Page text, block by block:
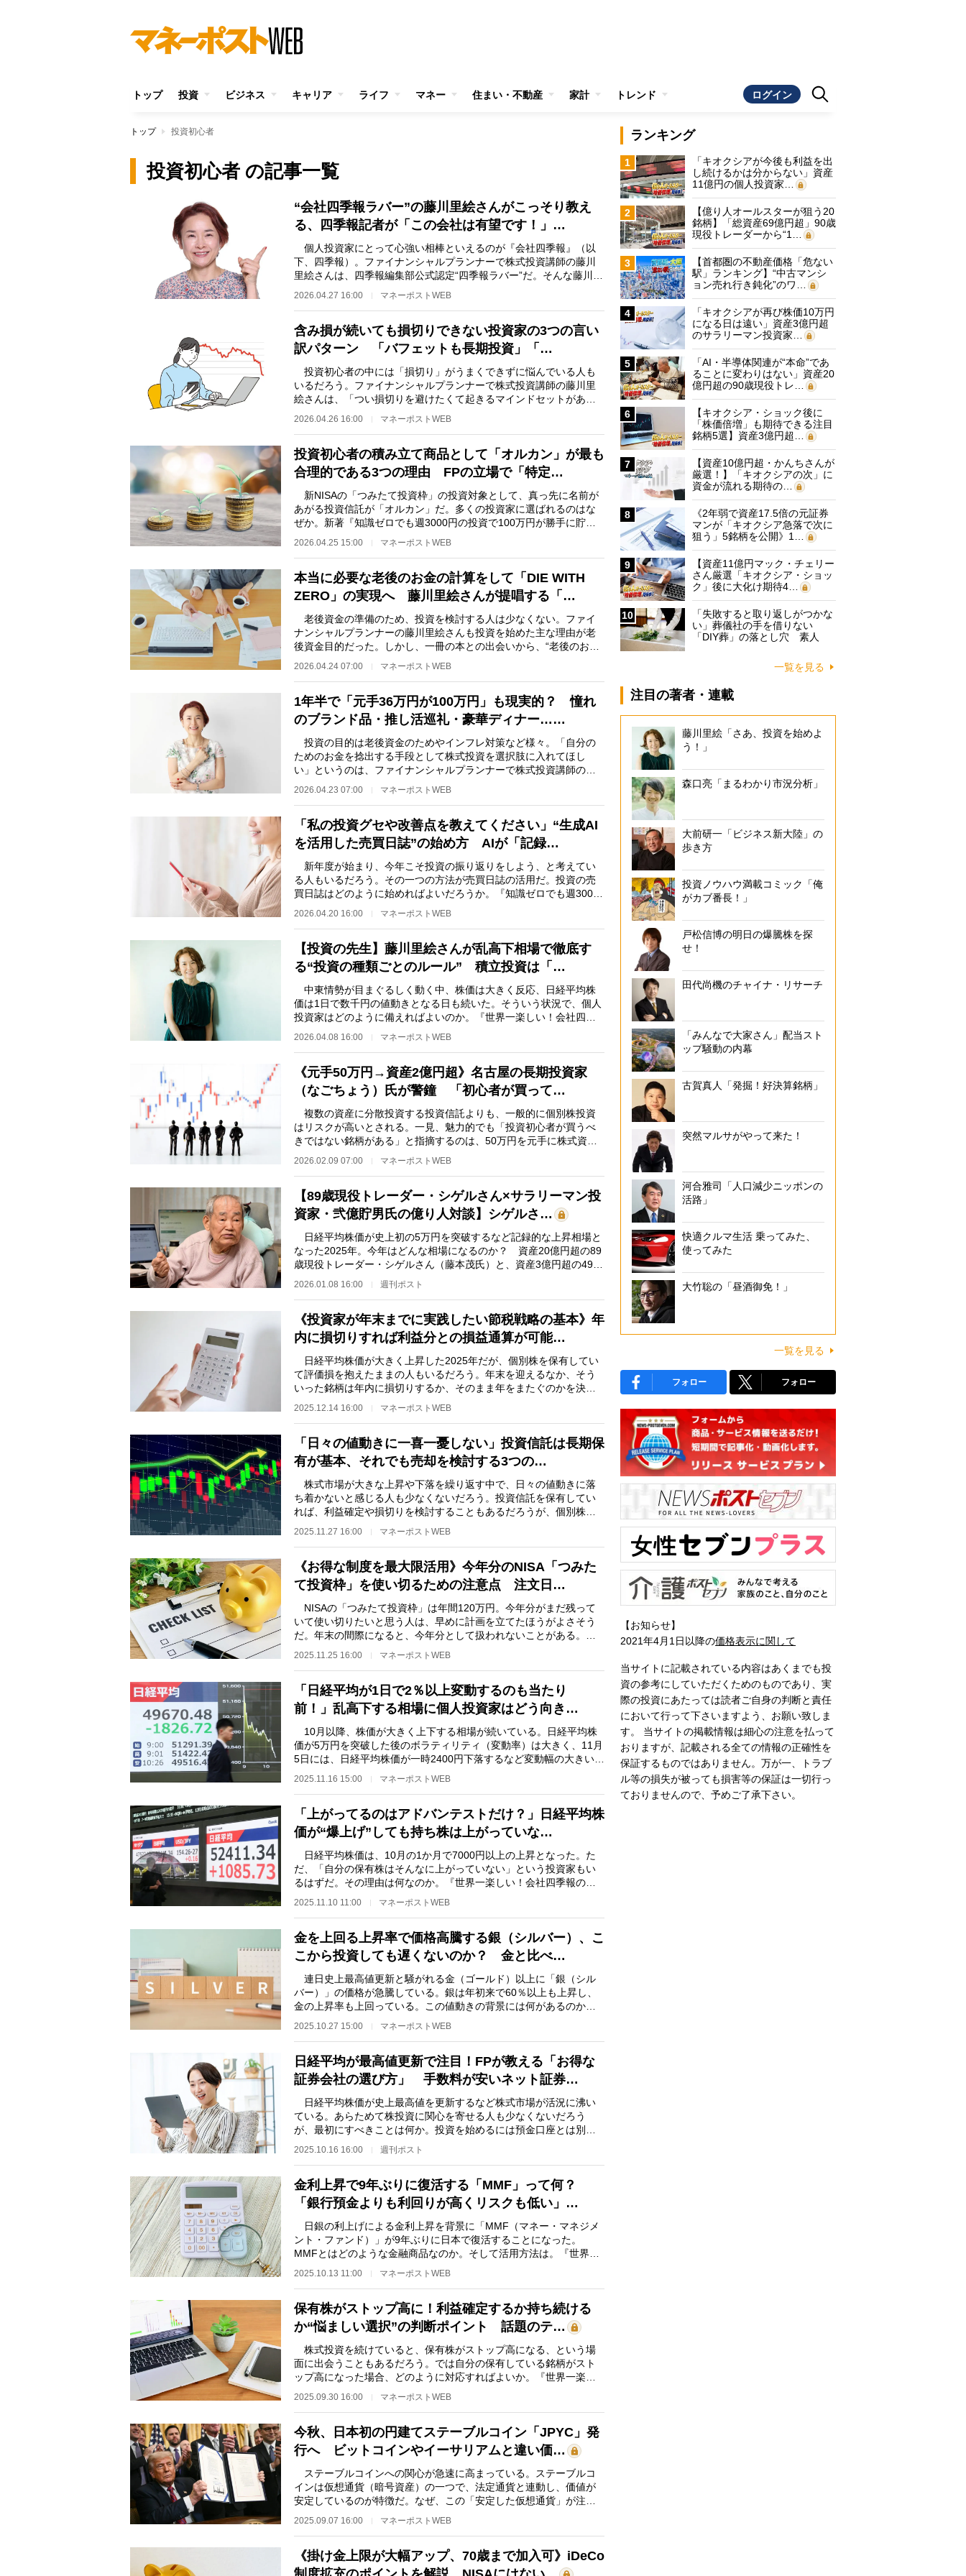
トップ 投資 ビジネス キャリア ライフ マネー 住まい・不動産 家計 トレンド ログイン
トップ 投資初心者
投資初心者 の記事一覧
“会社四季報ラバー”の藤川里絵さんがこっそり教え
る、四季報記者が「この会社は有望です！」…
個人投資家にとって心強い相棒といえるのが『会社四季報』（以
下、四季報）。ファイナンシャルプランナーで株式投資講師の藤川
里絵さんは、四季報編集部公式認定“四季報ラバー”だ。そんな藤川さ
2026.04.27 16:00 マネーポストWEB
含み損が続いても損切りできない投資家の3つの言い
訳パターン 「バフェットも長期投資」「…
投資初心者の中には「損切り」がうまくできずに悩んでいる人も
いるだろう。ファイナンシャルプランナーで株式投資講師の藤川里
絵さんは、「つい損切りを避けたくて起きるマインドセットがあ
2026.04.26 16:00 マネーポストWEB
投資初心者の積み立て商品として「オルカン」が最も
合理的である3つの理由 FPの立場で「特定…
新NISAの「つみたて投資枠」の投資対象として、真っ先に名前が
あがる投資信託が「オルカン」だ。多くの投資家に選ばれるのはな
ぜか。新著『知識ゼロでも週3000円の投資で100万円が勝手に貯ま
2026.04.25 15:00 マネーポストWEB
本当に必要な老後のお金の計算をして「DIE WITH
ZERO」の実現へ 藤川里絵さんが提唱する「…
老後資金の準備のため、投資を検討する人は少なくない。ファイ
ナンシャルプランナーの藤川里絵さんも投資を始めた主な理由が老
後資金目的だった。しかし、一冊の本との出会いから、“老後のお
2026.04.24 07:00 マネーポストWEB
1年半で「元手36万円が100万円」も現実的？ 憧れ
のブランド品・推し活巡礼・豪華ディナー……
投資の目的は老後資金のためやインフレ対策など様々。「自分の
ためのお金を捻出する手段として株式投資を選択肢に入れてほし
い」というのは、ファイナンシャルプランナーで株式投資講師の藤
2026.04.23 07:00 マネーポストWEB
「私の投資グセや改善点を教えてください」“生成AI
を活用した売買日誌”の始め方 AIが「記録…
新年度が始まり、今年こそ投資の振り返りをしよう、と考えてい
る人もいるだろう。その一つの方法が売買日誌の活用だ。投資の売
買日誌はどのように始めればよいだろうか。『知識ゼロでも週3000
2026.04.20 16:00 マネーポストWEB
【投資の先生】藤川里絵さんが乱高下相場で徹底す
る“投資の種類ごとのルール” 積立投資は「…
中東情勢が目まぐるしく動く中、株価は大きく反応、日経平均株
価は1日で数千円の値動きとなる日も続いた。そういう状況で、個人
投資家はどのように備えればよいのか。『世界一楽しい！会社四季
2026.04.08 16:00 マネーポストWEB
《元手50万円→資産2億円超》名古屋の長期投資家
（なごちょう）氏が警鐘 「初心者が買って…
複数の資産に分散投資する投資信託よりも、一般的に個別株投資
はリスクが高いとされる。一見、魅力的でも「投資初心者が買うべ
きではない銘柄がある」と指摘するのは、50万円を元手に株式資産2
2026.02.09 07:00 マネーポストWEB
【89歳現役トレーダー・シゲルさん×サラリーマン投
資家・弐億貯男氏の億り人対談】シゲルさ…
日経平均株価が史上初の5万円を突破するなど記録的な上昇相場と
なった2025年。今年はどんな相場になるのか？ 資産20億円超の89
歳現役トレーダー・シゲルさん（藤本茂氏）と、資産3億円超の49歳
サラリーマン投資…
2026.01.08 16:00 週刊ポスト
《投資家が年末までに実践したい節税戦略の基本》年
内に損切りすれば利益分との損益通算が可能…
日経平均株価が大きく上昇した2025年だが、個別株を保有してい
て評価損を抱えたままの人もいるだろう。年末を迎えるなか、そう
いった銘柄は年内に損切りするか、そのまま年をまたぐのかを決め
2025.12.14 16:00 マネーポストWEB
「日々の値動きに一喜一憂しない」投資信託は長期保
有が基本、それでも売却を検討する3つの…
株式市場が大きな上昇や下落を繰り返す中で、日々の値動きに落
ち着かないと感じる人も少なくないだろう。投資信託を保有してい
れば、利益確定や損切りを検討することもあるだろうが、個別株と
2025.11.27 16:00 マネーポストWEB
《お得な制度を最大限活用》今年分のNISA「つみた
て投資枠」を使い切るための注意点 注文日…
NISAの「つみたて投資枠」は年間120万円。今年分がまだ残って
いて使い切りたいと思う人は、早めに計画を立てたほうがよさそう
だ。年末の間際になると、今年分として扱われないことがある。ど
2025.11.25 16:00 マネーポストWEB
「日経平均が1日で2％以上変動するのも当たり
前！」乱高下する相場に個人投資家はどう向き…
10月以降、株価が大きく上下する相場が続いている。日経平均株
価が5万円を突破した後のボラティリティ（変動率）は大きく、11月
5日には、日経平均株価が一時2400円下落するなど変動幅の大きい相
2025.11.16 15:00 マネーポストWEB
「上がってるのはアドバンテストだけ？」日経平均株
価が“爆上げ”しても持ち株は上がっていな…
日経平均株価は、10月の1か月で7000円以上の上昇となった。た
だ、「自分の保有株はそんなに上がっていない」という投資家もい
るはずだ。その理由は何なのか。『世界一楽しい！会社四季報の読
2025.11.10 11:00 マネーポストWEB
金を上回る上昇率で価格高騰する銀（シルバー）、こ
こから投資しても遅くないのか？ 金と比べ…
連日史上最高値更新と騒がれる金（ゴールド）以上に「銀（シル
バー）」の価格が急騰している。銀は年初来で60％以上も上昇し、
金の上昇率も上回っている。この値動きの背景には何があるのか。
2025.10.27 15:00 マネーポストWEB
日経平均が最高値更新で注目！FPが教える「お得な
証券会社の選び方」 手数料が安いネット証券…
日経平均株価が史上最高値を更新するなど株式市場が活況に沸い
ている。あらためて株投資に関心を寄せる人も少なくないだろう
が、最初にすべきことは何か。投資を始めるには預金口座とは別に
投資用の口座を開く必…
2025.10.16 16:00 週刊ポスト
金利上昇で9年ぶりに復活する「MMF」って何？
「銀行預金よりも利回りが高くリスクも低い」…
日銀の利上げによる金利上昇を背景に「MMF（マネー・マネジメ
ント・ファンド）」が9年ぶりに日本で復活することになった。
MMFとはどのような金融商品なのか。そして活用方法は。『世界一
楽しい！会社四季報の読み…
2025.10.13 11:00 マネーポストWEB
保有株がストップ高に！利益確定するか持ち続ける
か“悩ましい選択”の判断ポイント 話題のテ…
株式投資を続けていると、保有株がストップ高になる、という場
面に出会うこともあるだろう。では自分の保有している銘柄がスト
ップ高になった場合、どのように対応すればよいか。『世界一楽し
2025.09.30 16:00 マネーポストWEB
今秋、日本初の円建てステーブルコイン「JPYC」発
行へ ビットコインやイーサリアムと違い価…
ステーブルコインへの関心が急速に高まっている。ステーブルコ
インは仮想通貨（暗号資産）の一つで、法定通貨と連動し、価値が
安定しているのが特徴だ。なぜ、この「安定した仮想通貨」が注目
2025.09.07 16:00 マネーポストWEB
《掛け金上限が大幅アップ、70歳まで加入可》iDeCo
ランキング
1
「キオクシアが今後も利益を出
し続けるかは分からない」資産
11億円の個人投資家…
2
【億り人オールスターが狙う20
銘柄】「総資産69億円超」90歳
現役トレーダーから“1…
3
【首都圏の不動産価格「危ない
駅」ランキング】“中古マンシ
ョン売れ行き鈍化”のワ…
4
「キオクシアが再び株価10万円
になる日は遠い」資産3億円超
のサラリーマン投資家…
5
「AI・半導体関連が“本命”であ
ることに変わりはない」資産20
億円超の90歳現役トレ…
6
【キオクシア・ショック後に
「株価倍増」も期待できる注目
銘柄5選】資産3億円超…
7
【資産10億円超・かんちさんが
厳選！】「キオクシアの次」に
資金が流れる期待の…
8
《2年弱で資産17.5倍の元証券
マンが「キオクシア急落で次に
狙う」5銘柄を公開》1…
9
【資産11億円マック・チェリー
さん厳選「キオクシア・ショッ
ク」後に大化け期待4…
10
「失敗すると取り返しがつかな
い」葬儀社の手を借りない
「DIY葬」の落とし穴 素人
一覧を見る
注目の著者・連載
藤川里絵「さあ、投資を始めよ
う！」
森口亮「まるわかり市況分析」
大前研一「ビジネス新大陸」の
歩き方
投資ノウハウ満載コミック「俺
がカブ番長！」
戸松信博の明日の爆騰株を探
せ！
田代尚機のチャイナ・リサーチ
「みんなで大家さん」配当スト
ップ騒動の内幕
古賀真人「発掘！好決算銘柄」
突然マルサがやって来た！
河合雅司「人口減少ニッポンの
活路」
快適クルマ生活 乗ってみた、
使ってみた
大竹聡の「昼酒御免！」
一覧を見る
フォロー フォロー
【お知らせ】
2021年4月1日以降の価格表示に関して
当サイトに記載されている内容はあくまでも投
資の参考にしていただくためのものであり、実
際の投資にあたっては読者ご自身の判断と責任
において行って下さいますよう、お願い致しま
す。 当サイトの掲載情報は細心の注意を払って
おりますが、記載される全ての情報の正確性を
保証するものではありません。万が一、トラブ
ル等の損失が被っても損害等の保証は一切行っ
ておりませんので、予めご了承下さい。